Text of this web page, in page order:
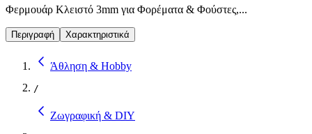
Φερμουάρ Κλειστό 3mm για Φορέματα & Φούστες,...
Περιγραφή Χαρακτηριστικά
Άθληση & Hobby
/
Ζωγραφική & DIY